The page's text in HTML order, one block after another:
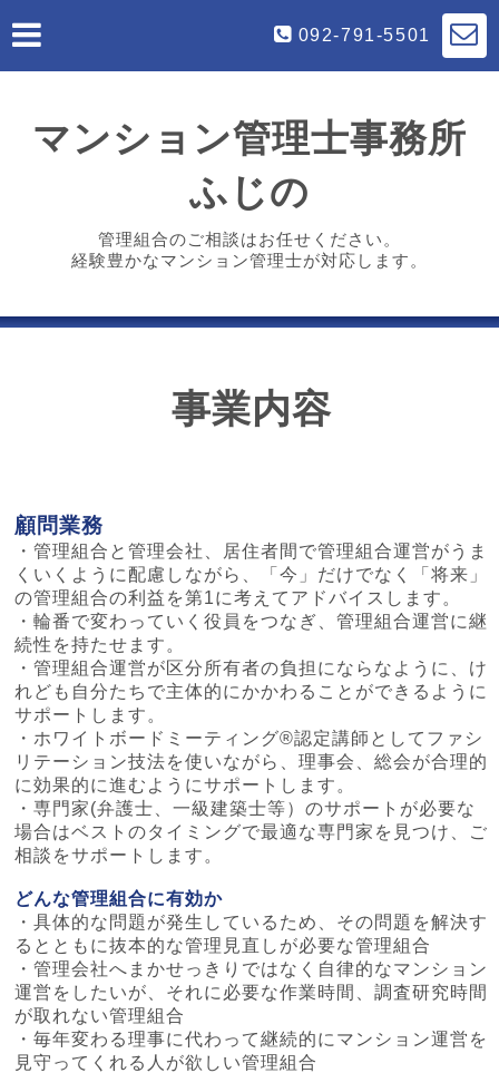
092-791-5501
マンション管理士事務所
ふじの
管理組合のご相談はお任せください。
経験豊かなマンション管理士が対応します。
事業内容
顧問業務
・管理組合と管理会社、居住者間で管理組合運営がうま
くいくように配慮しながら、「今」だけでなく「将来」
の管理組合の利益を第1に考えてアドバイスします。
・輪番で変わっていく役員をつなぎ、管理組合運営に継
続性を持たせます。
・管理組合運営が区分所有者の負担にならなように、け
れども自分たちで主体的にかかわることができるように
サポートします。
・ホワイトボードミーティング®認定講師としてファシ
リテーション技法を使いながら、理事会、総会が合理的
に効果的に進むようにサポートします。
・専門家(弁護士、一級建築士等）のサポートが必要な
場合はベストのタイミングで最適な専門家を見つけ、ご
相談をサポートします。
どんな管理組合に有効か
・具体的な問題が発生しているため、その問題を解決す
るとともに抜本的な管理見直しが必要な管理組合
・管理会社へまかせっきりではなく自律的なマンション
運営をしたいが、それに必要な作業時間、調査研究時間
が取れない管理組合
・毎年変わる理事に代わって継続的にマンション運営を
見守ってくれる人が欲しい管理組合